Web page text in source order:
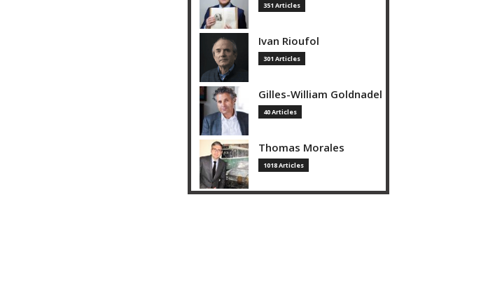
351 Articles
Ivan Rioufol
301 Articles
Gilles-William Goldnadel
40 Articles
Thomas Morales
1018 Articles